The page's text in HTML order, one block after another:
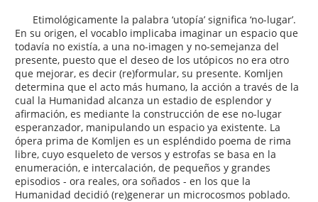
Etimológicamente la palabra ‘utopía’ significa ‘no-lugar’.
En su origen, el vocablo implicaba imaginar un espacio que
todavía no existía, a una no-imagen y no-semejanza del
presente, puesto que el deseo de los utópicos no era otro
que mejorar, es decir (re)formular, su presente. Komljen
determina que el acto más humano, la acción a través de la
cual la Humanidad alcanza un estadio de esplendor y
afirmación, es mediante la construcción de ese no-lugar
esperanzador, manipulando un espacio ya existente. La
ópera prima de Komljen es un espléndido poema de rima
libre, cuyo esqueleto de versos y estrofas se basa en la
enumeración, e intercalación, de pequeños y grandes
episodios - ora reales, ora soñados - en los que la
Humanidad decidió (re)generar un microcosmos poblado.